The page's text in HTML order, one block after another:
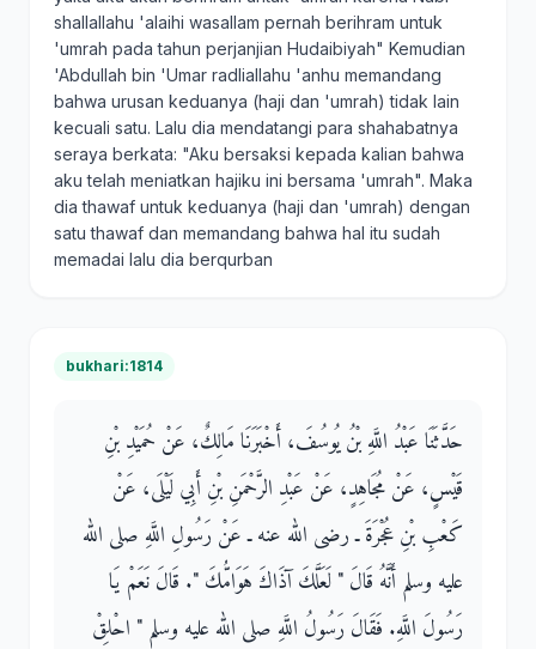
shallallahu 'alaihi wasallam pernah berihram untuk
'umrah pada tahun perjanjian Hudaibiyah" Kemudian
'Abdullah bin 'Umar radliallahu 'anhu memandang
bahwa urusan keduanya (haji dan 'umrah) tidak lain
kecuali satu. Lalu dia mendatangi para shahabatnya
seraya berkata: "Aku bersaksi kepada kalian bahwa
aku telah meniatkan hajiku ini bersama 'umrah". Maka
dia thawaf untuk keduanya (haji dan 'umrah) dengan
satu thawaf dan memandang bahwa hal itu sudah
memadai lalu dia berqurban
bukhari:1814
حَدَّثَنَا عَبْدُ اللَّهِ بْنُ يُوسُفَ، أَخْبَرَنَا مَالِكٌ، عَنْ حُمَيْدِ بْنِ
قَيْسٍ، عَنْ مُجَاهِدٍ، عَنْ عَبْدِ الرَّحْمَنِ بْنِ أَبِي لَيْلَى، عَنْ
كَعْبِ بْنِ عُجْرَةَ ـ رضى الله عنه ـ عَنْ رَسُولِ اللَّهِ صلى الله
عليه وسلم أَنَّهُ قَالَ ‏"‏ لَعَلَّكَ آذَاكَ هَوَامُّكَ ‏"‏‏.‏ قَالَ نَعَمْ يَا
رَسُولَ اللَّهِ‏.‏ فَقَالَ رَسُولُ اللَّهِ صلى الله عليه وسلم ‏"‏ احْلِقْ